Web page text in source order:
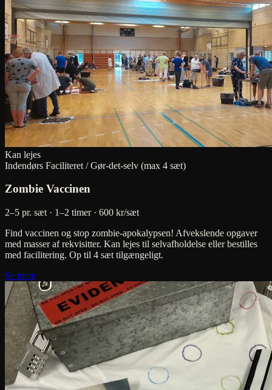
Kan lejes
Indendørs Faciliteret / Gør-det-selv (max 4 sæt)
Zombie Vaccinen
2–5 pr. sæt · 1–2 timer · 600 kr/sæt
Find vaccinen og stop zombie-apokalypsen! Afvekslende opgaver
med masser af rekvisitter. Kan lejes til selvafholdelse eller bestilles
med facilitering. Op til 4 sæt tilgængeligt.
Se mere